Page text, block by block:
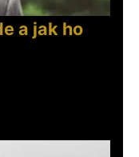
a jak ho